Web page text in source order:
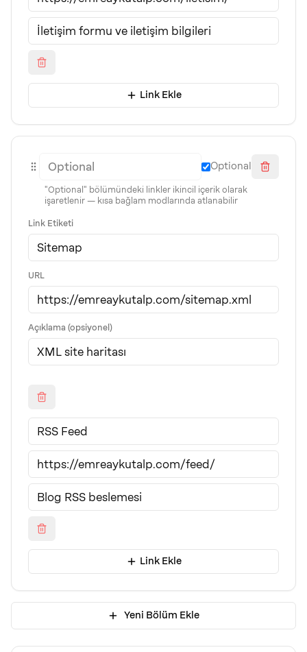
Link Ekle
Optional
"Optional" bölümündeki linkler ikincil içerik olarak
işaretlenir — kısa bağlam modlarında atlanabilir
Link Etiketi
URL
Açıklama (opsiyonel)
Link Ekle
Yeni Bölüm Ekle